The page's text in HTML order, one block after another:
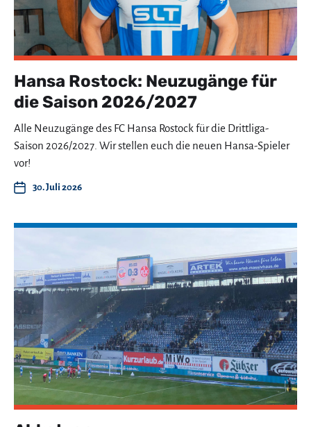
Hansa Rostock: Neuzugänge für
die Saison 2026/2027
Alle Neuzugänge des FC Hansa Rostock für die Drittliga-
Saison 2026/2027. Wir stellen euch die neuen Hansa-Spieler
vor!
30. Juli 2026